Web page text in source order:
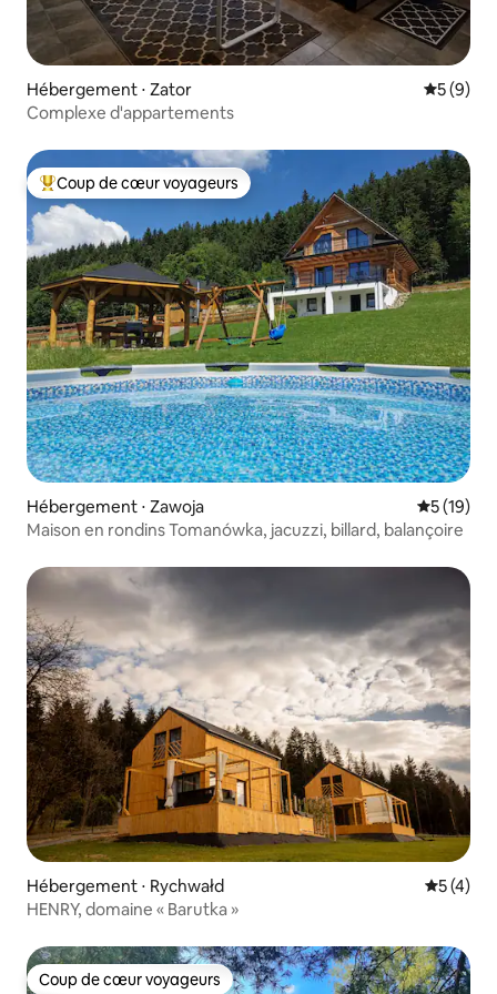
Hébergement ⋅ Zator
5 (9)
Complexe d'appartements
Coups de cœur voyageurs les plus appréciés
Coup de cœur voyageurs
Hébergement ⋅ Zawoja
5 (19)
Maison en rondins Tomanówka, jacuzzi, billard, balançoire
Hébergement ⋅ Rychwałd
5 (4)
HENRY, domaine « Barutka »
Coup de cœur voyageurs
Coup de cœur voyageurs